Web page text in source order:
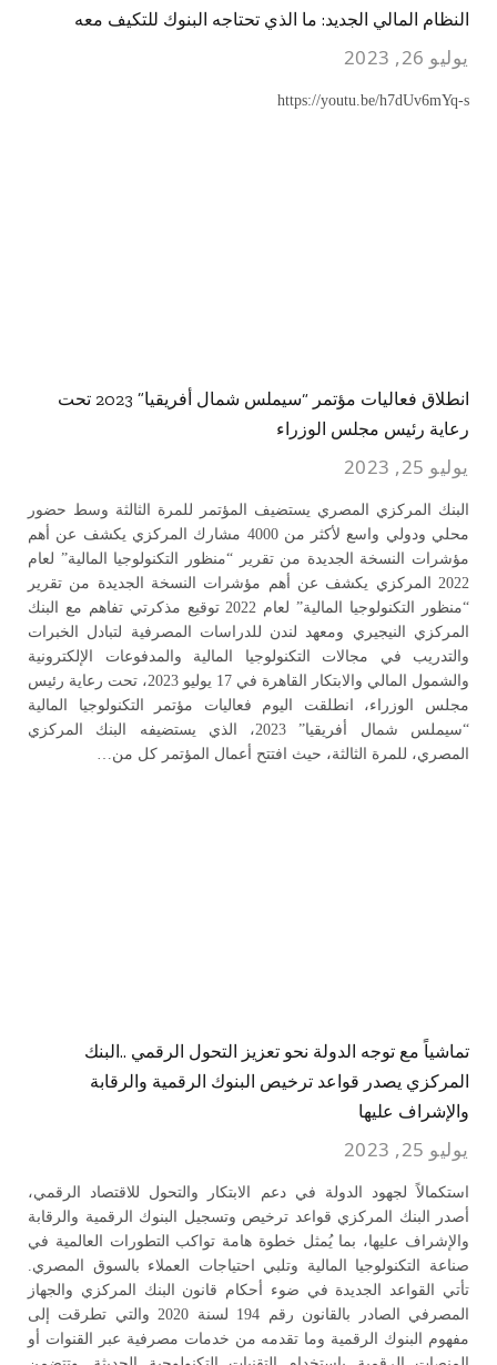
النظام المالي الجديد: ما الذي تحتاجه البنوك للتكيف معه
يوليو 26, 2023
https://youtu.be/h7dUv6mYq-s
انطلاق فعاليات مؤتمر “سيملس شمال أفريقيا” 2023 تحت
رعاية رئيس مجلس الوزراء
يوليو 25, 2023
البنك المركزي المصري يستضيف المؤتمر للمرة الثالثة وسط حضور
محلي ودولي واسع لأكثر من 4000 مشارك المركزي يكشف عن أهم
مؤشرات النسخة الجديدة من تقرير “منظور التكنولوجيا المالية” لعام
2022 المركزي يكشف عن أهم مؤشرات النسخة الجديدة من تقرير
“منظور التكنولوجيا المالية” لعام 2022 توقيع مذكرتي تفاهم مع البنك
المركزي النيجيري ومعهد لندن للدراسات المصرفية لتبادل الخبرات
والتدريب في مجالات التكنولوجيا المالية والمدفوعات الإلكترونية
والشمول المالي والابتكار القاهرة في 17 يوليو 2023، تحت رعاية رئيس
مجلس الوزراء، انطلقت اليوم فعاليات مؤتمر التكنولوجيا المالية
“سيملس شمال أفريقيا” 2023، الذي يستضيفه البنك المركزي
المصري، للمرة الثالثة، حيث افتتح أعمال المؤتمر كل من…
تماشياً مع توجه الدولة نحو تعزيز التحول الرقمي ..البنك
المركزي يصدر قواعد ترخيص البنوك الرقمية والرقابة
والإشراف عليها
يوليو 25, 2023
استكمالاً لجهود الدولة في دعم الابتكار والتحول للاقتصاد الرقمي،
أصدر البنك المركزي قواعد ترخيص وتسجيل البنوك الرقمية والرقابة
والإشراف عليها، بما يُمثل خطوة هامة تواكب التطورات العالمية في
صناعة التكنولوجيا المالية وتلبي احتياجات العملاء بالسوق المصري.
تأتي القواعد الجديدة في ضوء أحكام قانون البنك المركزي والجهاز
المصرفي الصادر بالقانون رقم 194 لسنة 2020 والتي تطرقت إلى
مفهوم البنوك الرقمية وما تقدمه من خدمات مصرفية عبر القنوات أو